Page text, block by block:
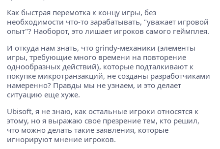
Как быстрая перемотка к концу игры, без
необходимости что-то зарабатывать, "уважает игровой
опыт"? Наоборот, это лишает игроков самого геймплея.
И откуда нам знать, что grindy-механики (элементы
игры, требующие много времени на повторение
однообразных действий), которые подталкивают к
покупке микротранзакций, не созданы разработчиками
намеренно? Правды мы не узнаем, и это делает
ситуацию еще хуже.
Ubisoft, я не знаю, как остальные игроки относятся к
этому, но я выражаю свое презрение тем, кто решил,
что можно делать такие заявления, которые
игнорируют мнение игроков.